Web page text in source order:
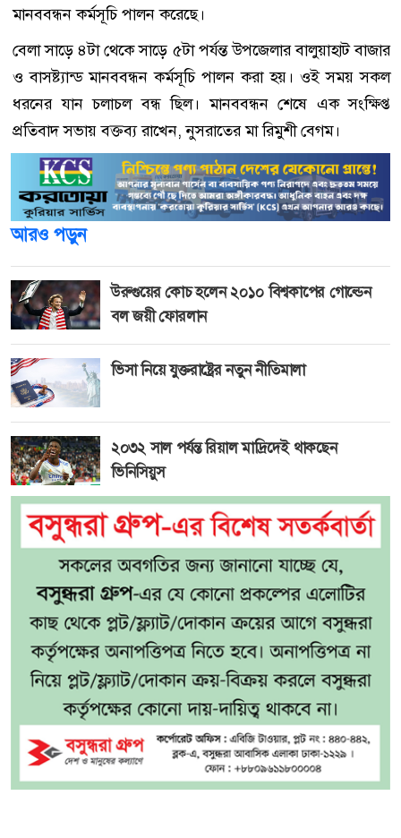
মানববন্ধন কর্মসূচি পালন করেছে।
বেলা সাড়ে ৪টা থেকে সাড়ে ৫টা পর্যন্ত উপজেলার বালুয়াহাট বাজার
ও বাসষ্ট্যান্ড মানববন্ধন কর্মসূচি পালন করা হয়। ওই সময় সকল
ধরনের যান চলাচল বন্ধ ছিল। মানববন্ধন শেষে এক সংক্ষিপ্ত
প্রতিবাদ সভায় বক্তব্য রাখেন, নুসরাতের মা রিমুশী বেগম।
আরও পড়ুন
উরুগুয়ের কোচ হলেন ২০১০ বিশ্বকাপের গোল্ডেন
বল জয়ী ফোরলান
ভিসা নিয়ে যুক্তরাষ্ট্রের নতুন নীতিমালা
২০৩২ সাল পর্যন্ত রিয়াল মাদ্রিদেই থাকছেন
ভিনিসিয়ুস